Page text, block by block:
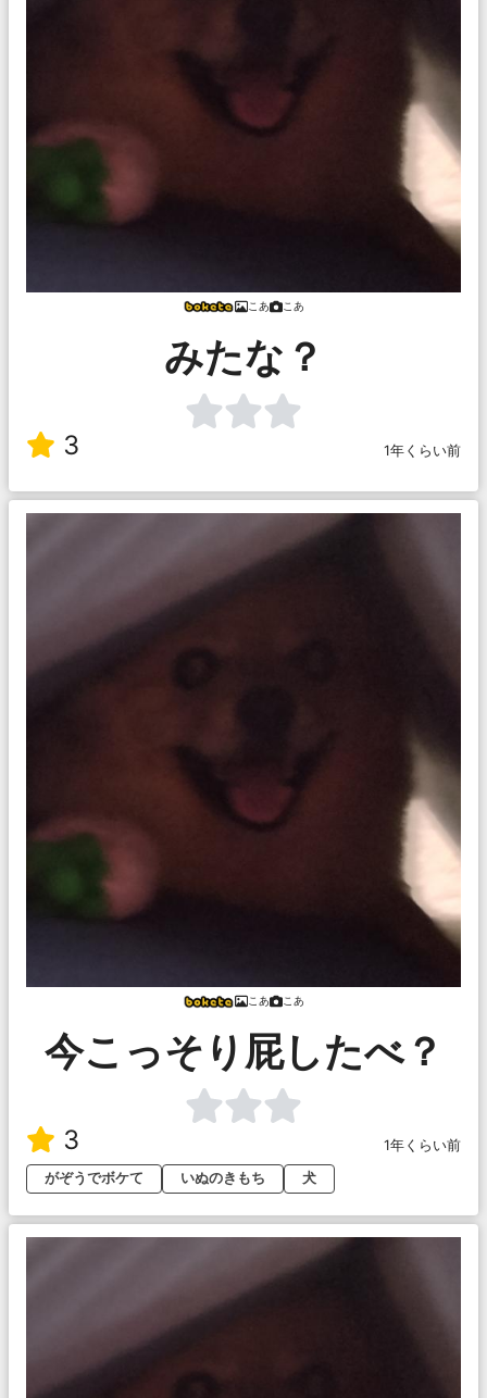
こあ こあ
みたな？
3 1年くらい前
こあ こあ
今こっそり屁したべ？
3
1年くらい前
がぞうでボケて
いぬのきもち 犬